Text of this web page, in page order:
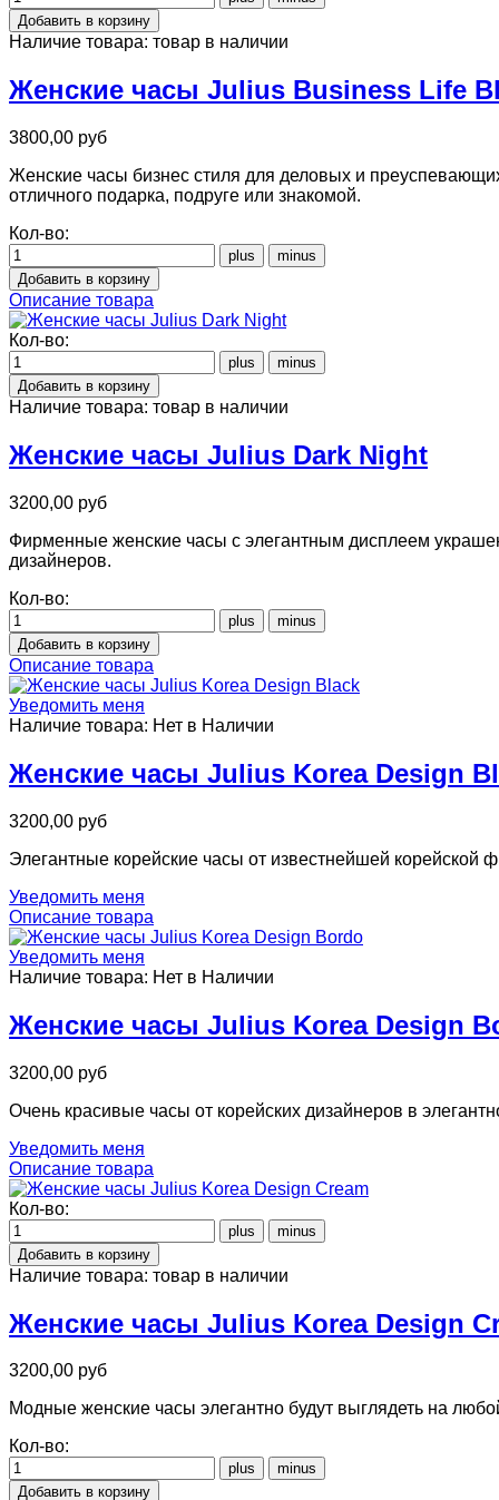
Наличие товара: товар в наличии
Женские часы Julius Business Life
3800,00 руб
Женские часы бизнес стиля для деловых и
отличного подарка, подруге или знакомой.
Кол-во:
Описание товара
Кол-во:
Наличие товара: товар в наличии
Женские часы Julius Dark Night
3200,00 руб
Фирменные женские часы с элегантным дисплеем
дизайнеров.
Кол-во:
Описание товара
Уведомить меня
Наличие товара: Нет в Наличии
Женские часы Julius Korea Design
3200,00 руб
Элегантные корейские часы от известнейшей
Уведомить меня
Описание товара
Уведомить меня
Наличие товара: Нет в Наличии
Женские часы Julius Korea Design
3200,00 руб
Очень красивые часы от корейских дизайнеров в
Уведомить меня
Описание товара
Кол-во:
Наличие товара: товар в наличии
Женские часы Julius Korea Design
3200,00 руб
Модные женские часы элегантно будут выглядеть на
Кол-во: